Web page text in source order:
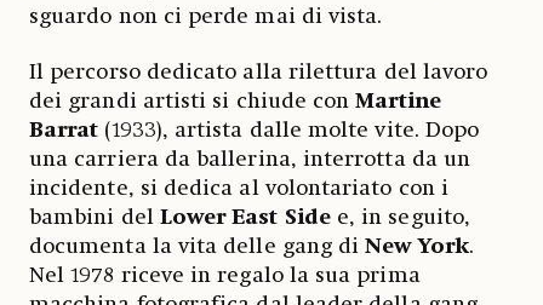
sguardo non ci perde mai di vista.
Il percorso dedicato alla rilettura del lavoro
dei grandi artisti si chiude conMartine
Barrat (1933), artista dalle molte vite. Dopo
una carriera da ballerina, interrotta da un
incidente, si dedica al volontariato con i
bambini del Lower East Sidee, in seguito,
documenta la vita delle gang diNew York.
Nel 1978 riceve in regalo la sua prima